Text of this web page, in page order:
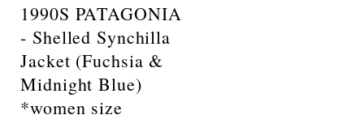
1990S PATAGONIA
- Shelled Synchilla
Jacket (Fuchsia &
Midnight Blue)
*women size